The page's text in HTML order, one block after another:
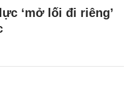
‘mở lối đi riêng’